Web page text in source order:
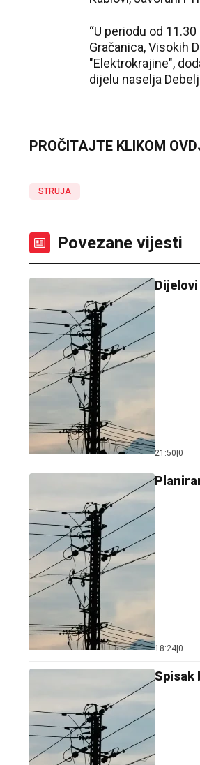
“U periodu od
Gračanica, Visokih
"Elektrokrajine",
dijelu naselja
PROČITAJTE KLIKOM
STRUJA
Povezane vijesti
21:50 0
18:24 0
Spisak